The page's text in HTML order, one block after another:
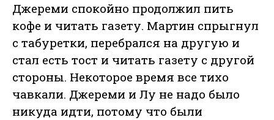
Джереми спокойно продолжил пить
кофе и читать газету. Мартин спрыгнул
с табуретки, перебрался на другую и
стал есть тост и читать газету с другой
стороны. Некоторое время все тихо
чавкали. Джереми и Лу не надо было
никуда идти, потому что были